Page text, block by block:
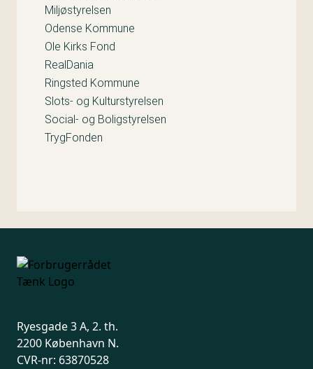
Miljøstyrelsen
Odense Kommune
Ole Kirks Fond
RealDania
Ringsted Kommune
Slots- og Kulturstyrelsen
Social- og Boligstyrelsen
TrygFonden
Ryesgade 3 A, 2. th.
2200 København N.
CVR-nr: 63870528